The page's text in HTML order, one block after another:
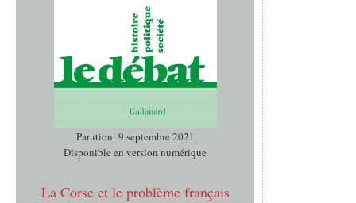
Parution: 9 septembre 2021
Disponible en version numérique
La Corse et le problème français